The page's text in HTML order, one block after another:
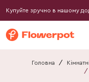
Купуйте зручно в нашому
Головна /
/